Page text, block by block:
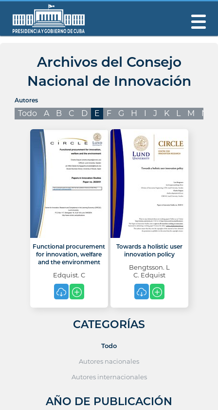
Archivos del Consejo
Nacional de Innovación
Autores
Todo A B C D E F G H I J K L M N
Functional procurement
for innovation, welfare
and the environment
Edquist. C
Towards a holistic user
innovation policy
Bengtsson. L
C. Edquist
CATEGORÍAS
Todo
Autores nacionales
Autores internacionales
AÑO DE PUBLICACIÓN